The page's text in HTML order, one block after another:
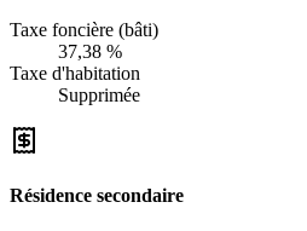
Taxe foncière (bâti)
37,38 %
Taxe d'habitation
Supprimée
Résidence secondaire